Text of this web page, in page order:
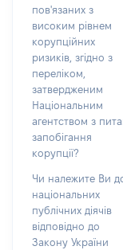
пов'язаних з
високим рівнем
корупційних
ризиків, згідно з
переліком,
затвердженим
Національним
агентством з
запобігання
корупції?
Чи належите Ви
національних
публічних діячів
відповідно до
Закону України